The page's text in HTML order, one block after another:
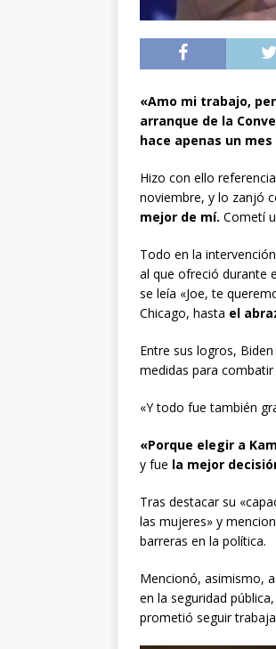
«Amo mi trabajo,
arranque de la
hace apenas un
Hizo con ello
noviembre, y lo zanjó
mejor de mí. Cometí
Todo en la
al que ofreció durante
se leía «Joe, te
Chicago, hasta el
Entre sus logros,
medidas para
«Y todo fue también
«Porque elegir a
y fue la mejor
Tras destacar su
las mujeres» y
barreras en la política.
Mencionó, asimismo,
en la seguridad
prometió seguir